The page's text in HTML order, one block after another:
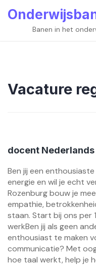
Banen in het
Vacature
docent Nederlands
Ben jij een
energie en wil je echt
Rozenburg bouw je
empathie,
staan. Start bij ons per
werkBen jij als geen
enthousiast te maken
communicatie? Met
hoe taal werkt, help je